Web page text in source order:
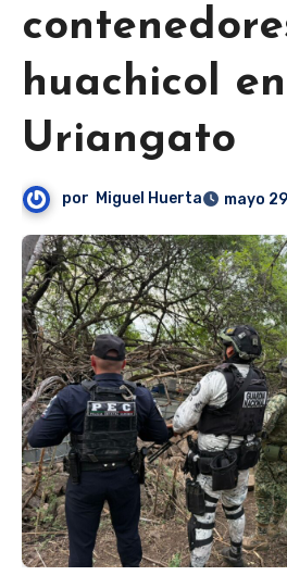
huachicol en
Uriangato
por Miguel Huerta mayo